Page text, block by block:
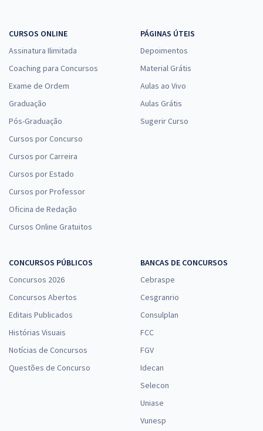
CURSOS ONLINE
Assinatura Ilimitada
Coaching para Concursos
Exame de Ordem
Graduação
Pós-Graduação
Cursos por Concurso
Cursos por Carreira
Cursos por Estado
Cursos por Professor
Oficina de Redação
Cursos Online Gratuitos
PÁGINAS ÚTEIS
Depoimentos
Material Grátis
Aulas ao Vivo
Aulas Grátis
Sugerir Curso
CONCURSOS PÚBLICOS
Concursos 2026
Concursos Abertos
Editais Publicados
Histórias Visuais
Notícias de Concursos
Questões de Concurso
BANCAS DE CONCURSOS
Cebraspe
Cesgranrio
Consulplan
FCC
FGV
Idecan
Selecon
Uniase
Vunesp